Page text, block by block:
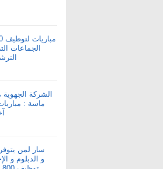
الجماعات
الترشيح
الشركة
سار لمن